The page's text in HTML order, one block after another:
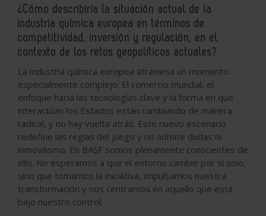
¿Cómo describiría la situación actual de la
industria química europea en términos de
competitividad, inversión y regulación, en el
contexto de los retos geopolíticos actuales?
La industria química europea atraviesa un momento
especialmente complejo. El comercio mundial, el
enfoque hacia las tecnologías clave y la forma en que
interactúan los Estados están cambiando de manera
radical, y no hay vuelta atrás. Este nuevo escenario
redefine las reglas del juego y no admite dudas ni
inmovilismo. En BASF somos plenamente conscientes de
ello. No esperamos a que el entorno cambie por sí solo,
sino que tomamos la iniciativa, impulsamos nuestra
transformación y nos centramos en aquello que está
bajo nuestro control.